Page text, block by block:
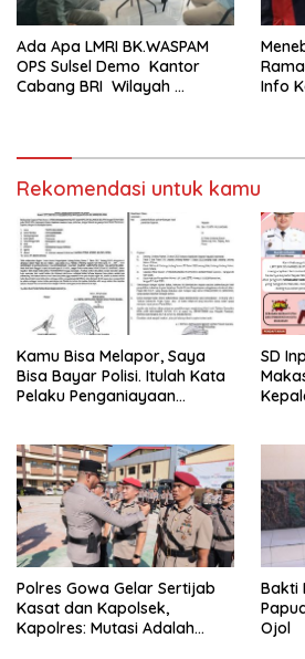
Ada Apa LMRI BK.WASPAM
OPS Sulsel Demo Kantor
Cabang BRI Wilayah
Info
Rekomendasi untuk kamu
Kamu Bisa Melapor, Saya
Bisa Bayar Polisi. Itulah Kata
Pelaku Penganiayaan
Ini Belum Di Tangkap
SD
Polres Gowa Gelar Sertijab
Kasat dan Kapolsek,
Kapolres: Mutasi Adalah
Bakti
Ojol